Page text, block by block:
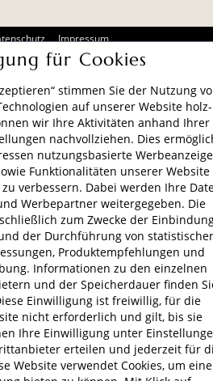
Impressum
HOLZ-LEUTE
Mehrwertsteuer zzgl.
Versandkosten
für Cookies
stimmen Sie der Nutzung
auf unserer Website holz-
wir Ihre Aktivitäten anhand Ihrer
nachvollziehen. Dies
nutzungsbasierte
Funktionalitäten unserer Website
verbessern. Dabei werden Ihre
Werbepartner weitergegeben. Die
zum Zwecke der
der Durchführung von statistischer
Produktempfehlungen und
Informationen zu den einzelnen
und der Speicherdauer finden
Einwilligung ist freiwillig, für die
nicht erforderlich und gilt, bis sie
Ihre Einwilligung unter
erteilen und jederzeit für
Website verwendet Cookies, um eine